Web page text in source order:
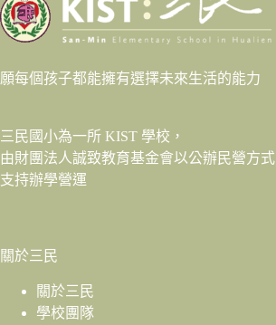
願每個孩子都能擁有選擇未來生活的能力
三民國小為一所 KIST 學校，
由財團法人誠致教育基金會以公辦民營方式
支持辦學營運
關於三民
關於三民
學校團隊